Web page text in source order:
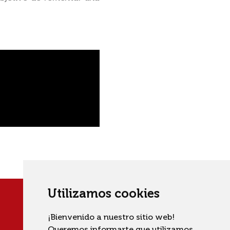
Utilizamos cookies
¡Bienvenido a nuestro sitio web!